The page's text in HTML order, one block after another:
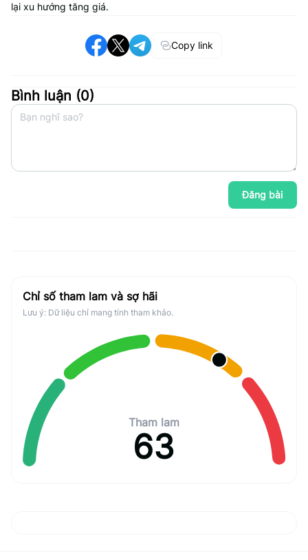
lại xu hướng tăng giá.
Copy link
Bình luận (0)
Đăng bài
Chỉ số tham lam và sợ hãi
Lưu ý: Dữ liệu chỉ mang tính tham khảo.
Tham lam
63